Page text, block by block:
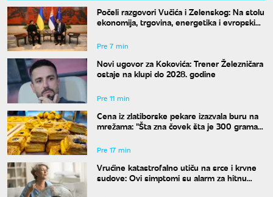
Počeli razgovori Vučića i Zelenskog: Na stolu
ekonomija, trgovina, energetika i evropski
Pre 7 min
Novi ugovor za Kokovića: Trener Železničara
ostaje na klupi do 2028. godine
Pre 11 min
Cena iz zlatiborske pekare izazvala buru na
mrežama: "Šta zna čovek šta je 300 grama
Pre 17 min
Vrućine katastrofalno utiču na srce i krvne
sudove: Ovi simptomi su alarm za hitnu